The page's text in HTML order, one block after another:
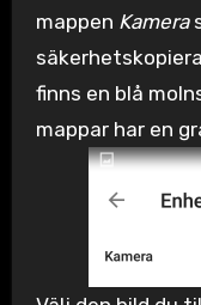
mappen Kamera
finns en blå
mappar har en